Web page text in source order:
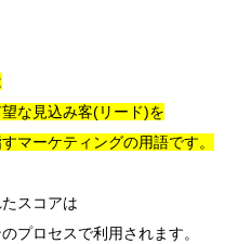
な見込み客(リード)を
マーケティングの用語です。
スコアは
プロセスで利用されます。